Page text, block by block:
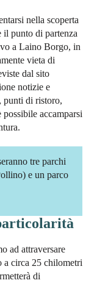
nella scoperta
il punto di partenza
a Laino Borgo, in
vieta di
dal sito
notizie e
punti di ristoro,
accamparsi
tre parchi
e un parco
ad attraversare
a circa 25 chilometri
di